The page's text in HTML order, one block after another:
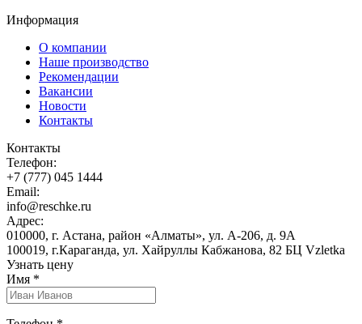
Информация
О компании
Наше производство
Рекомендации
Вакансии
Новости
Контакты
Контакты
Телефон:
+7 (777) 045 1444
Email:
info@reschke.ru
Адрес:
010000, г. Астана, район «Алматы», ул. А-206, д. 9А
100019, г.Караганда, ул. Хайруллы Кабжанова, 82 БЦ Vzletka
Узнать цену
Имя *